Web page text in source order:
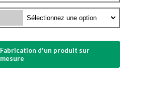
Fabrication d'un produit sur
mesure